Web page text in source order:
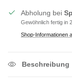
Abholung bei
Gewöhnlich fertig in
Shop-Informationen
Beschreibung